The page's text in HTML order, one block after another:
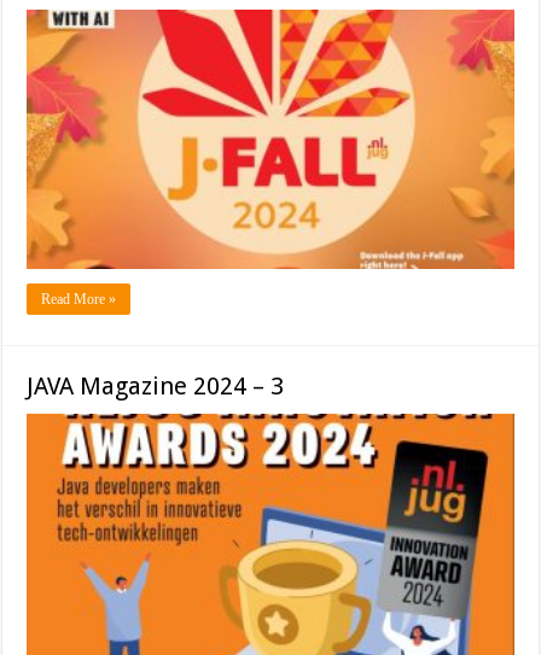
Read More »
JAVA Magazine 2024 – 3